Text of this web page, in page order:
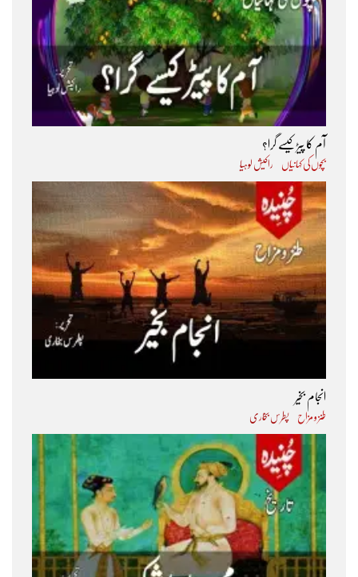
آم کا پیڑ کیسے گرا؟
بچوں کی کہانیاں راکیش لوہیا
انجام بخیر
طنز و مزاح پطرس بخاری